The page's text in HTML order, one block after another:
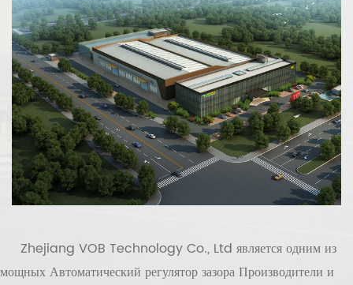
Zhejiang VOB Technology Co., Ltd является одним из
мощныхАвтоматический регулятор зазора Производители и